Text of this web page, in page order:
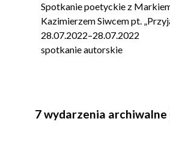
Spotkanie poetyckie z
Kazimierzem Siwcem pt.
28.07.2022–28.07.2022
spotkanie autorskie
7 wydarzenia archiwalne